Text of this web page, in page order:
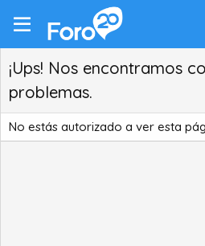
¡Ups! Nos encontramos
problemas.
No estás autorizado a ver esta